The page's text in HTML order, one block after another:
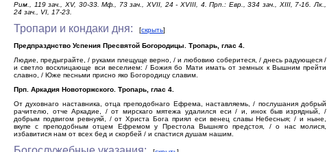
Рим., 119 зач., XV, 30-33. Мф., 73 зач., XVІI, 24 - XVIII, 4. Прп.: Евр., 334 зач., ХIII, 7-16. Лк.,
24 зач., VI, 17-23.
Тропари и кондаки дня: [скрыть]
Предпразднство Успения Пресвятой Богородицы. Тропарь, глас 4.
Людие, предыграйте, / руками плещуще верно, / и любовию соберитеся, / днесь радующеся /
и светло восклицающе вси веселием: / Божия бо Мати имать от земных к Вышним прейти
славно, / Юже песньми присно яко Богородицу славим.
Прп. Аркадия Новоторжского. Тропарь, глас 4.
От духовнаго наставника, отца преподобнаго Ефрема, наставляемь, / послушания добрый
рачителю, отче Аркадие, / от мирскаго мятежа удалился еси / и, инок быв изрядный, /
добрым подвигом ревнуяй, / от Христа Бога приял еси венец славы Небесныя; / и ныне,
вкупе с преподобным отцем Ефремом у Престола Вышняго предстоя, / о нас молися,
избавитися нам от всех бед и скорбей / и спастися душам нашим.